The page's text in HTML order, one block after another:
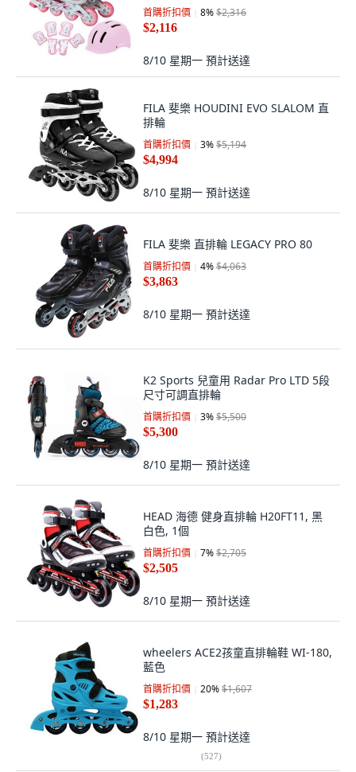
首購折扣價 8%$2,316
$2,116
8/10 星期一 預計送達
FILA 斐樂 HOUDINI EVO SLALOM 直
排輪
首購折扣價 3%$5,194
$4,994
8/10 星期一 預計送達
FILA 斐樂 直排輪 LEGACY PRO 80
首購折扣價 4%$4,063
$3,863
8/10 星期一 預計送達
K2 Sports 兒童用 Radar Pro LTD 5段
尺寸可調直排輪
首購折扣價 3%$5,500
$5,300
8/10 星期一 預計送達
HEAD 海德 健身直排輪 H20FT11, 黑
白色, 1個
首購折扣價 7%$2,705
$2,505
8/10 星期一 預計送達
wheelers ACE2孩童直排輪鞋 WI-180,
藍色
首購折扣價 20%$1,607
$1,283
8/10 星期一 預計送達
(527)